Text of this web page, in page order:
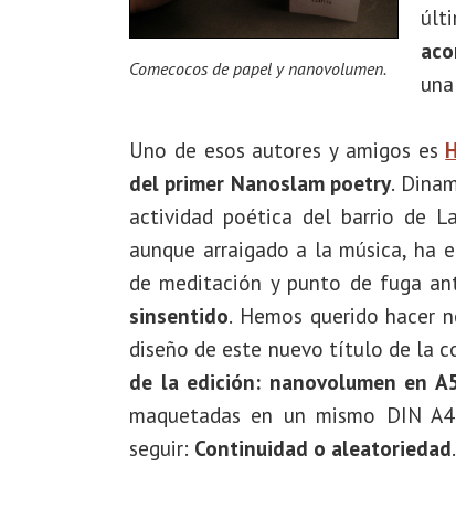
Comecocos de papel y nanovolumen.
Uno de esos autores y amigos es
del primer Nanoslam poetry.
actividad poética del barrio de
aunque arraigado a la música, ha
de meditación y punto de fuga
sinsentido. Hemos querido hacer
diseño de este nuevo título de la
de la edición: nanovolumen en
maquetadas en un mismo DIN
seguir: Continuidad o aleatoriedad.